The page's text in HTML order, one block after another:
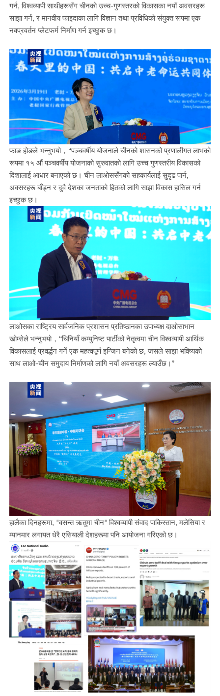
गर्न, विश्वव्यापी साथीहरूसँग चीनको उच्च-गुणस्तरको विकासका नयाँ अवसरहरू
साझा गर्न, र मानवीय फाइदाका लागि विज्ञान तथा प्रविधिको संयुक्त रूपमा एक
नवप्रवर्तन प्लेटफर्म निर्माण गर्न इच्छुक छ।
फाङ होङले भन्नुभयो，“पञ्चवर्षीय योजनाले चीनको शासनको प्रणालीगत लाभको
रूपमा १५ औं पञ्चवर्षीय योजनाको सुरुवातको लागि उच्च गुणस्तरीय विकासको
दिशालाई आधार बनाएको छ। चीन लाओससँगको सहकार्यलाई सुदृढ पार्न,
अवसरहरू बाँड्न र दुवै देशका जनताको हितको लागि साझा विकास हासिल गर्न
इच्छुक छ।
लाओसका राष्ट्रिय सार्वजनिक प्रशासन प्रतिष्ठानका उपाध्यक्ष दाओसाभान
खोम्सेले भन्नुभयो，“चिनियाँ कम्युनिष्ट पार्टीको नेतृत्वमा चीन विश्वव्यापी आर्थिक
विकासलाई प्रवर्द्धन गर्ने एक महत्वपूर्ण इन्जिन बनेको छ, जसले साझा भविष्यको
साथ लाओ-चीन समुदाय निर्माणको लागि नयाँ अवसरहरू ल्याउँछ।”
हालैका दिनहरूमा, "वसन्त ऋतुमा चीन" विश्वव्यापी संवाद पाकिस्तान, मलेसिया र
म्यानमार लगायत धेरै एसियाली देशहरूमा पनि आयोजना गरिएको छ।